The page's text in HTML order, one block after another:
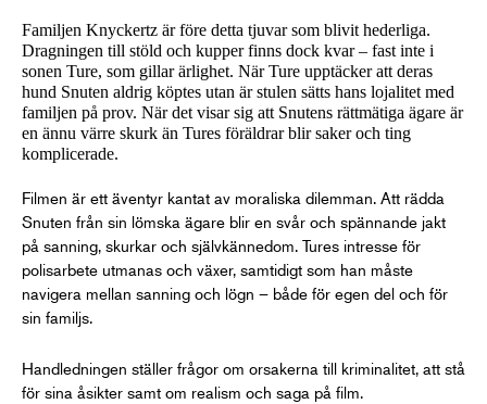
Familjen Knyckertz är före detta tjuvar som blivit hederliga.
Dragningen till stöld och kupper finns dock kvar – fast inte i
sonen Ture, som gillar ärlighet. När Ture upptäcker att deras
hund Snuten aldrig köptes utan är stulen sätts hans lojalitet med
familjen på prov. När det visar sig att Snutens rättmätiga ägare är
en ännu värre skurk än Tures föräldrar blir saker och ting
komplicerade.
Filmen är ett äventyr kantat av moraliska dilemman. Att rädda
Snuten från sin lömska ägare blir en svår och spännande jakt
på sanning, skurkar och självkännedom. Tures intresse för
polisarbete utmanas och växer, samtidigt som han måste
navigera mellan sanning och lögn – både för egen del och för
sin familjs.
Handledningen ställer frågor om orsakerna till kriminalitet, att stå
för sina åsikter samt om realism och saga på film.